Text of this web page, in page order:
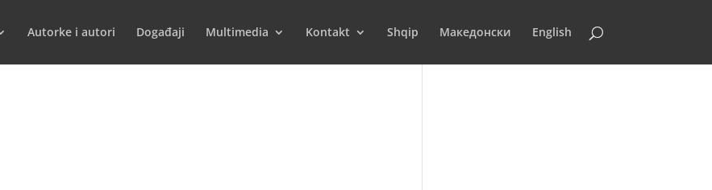
Autorke i autori Događaji Multimedia Kontakt Shqip Македонски English